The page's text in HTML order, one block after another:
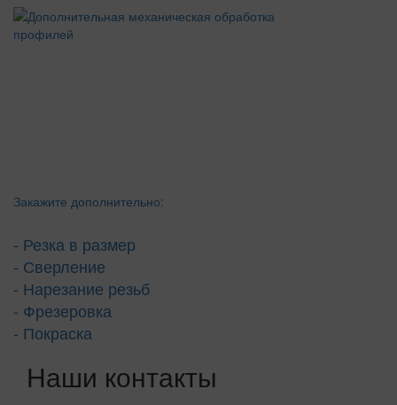
Закажите дополнительно:
- Резка в размер
- Сверление
- Нарезание резьб
- Фрезеровка
- Покраска
Наши контакты